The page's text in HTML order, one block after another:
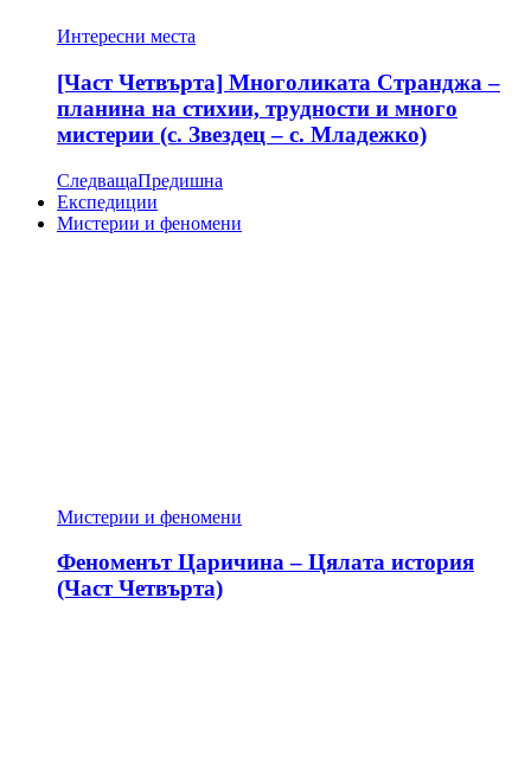
Интересни места
[Част Четвърта] Многоликата Странджа –
планина на стихии, трудности и много
мистерии (с. Звездец – с. Младежко)
СледващаПредишна
Експедиции
Мистерии и феномени
Мистерии и феномени
Феноменът Царичина – Цялата история
(Част Четвърта)